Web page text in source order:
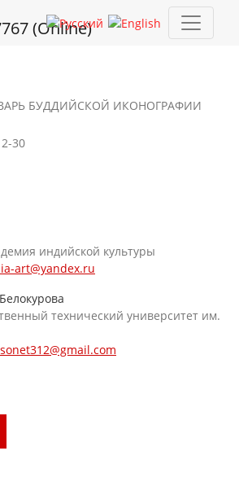
БУДДИЙСКОЙ ИКОНОГРАФИИ
30
индийской культуры
art@yandex.ru
технический университет им.